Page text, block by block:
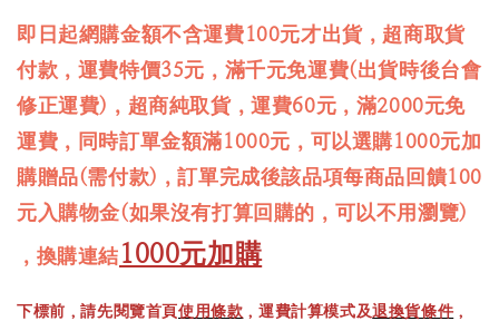
即日起網購金額不含運費100元才出貨，超商取貨
付款，運費特價35元，滿千元免運費(出貨時後台會
修正運費)，超商純取貨，運費60元，滿2000元免
運費，同時訂單金額滿1000元，可以選購1000元加
購贈品(需付款)，訂單完成後該品項每商品回饋100
元入購物金(如果沒有打算回購的，可以不用瀏覽)
，換購連結1000元加購
下標前，請先閱覽首頁使用條款 ，運費計算模式及退換貨條件 ，